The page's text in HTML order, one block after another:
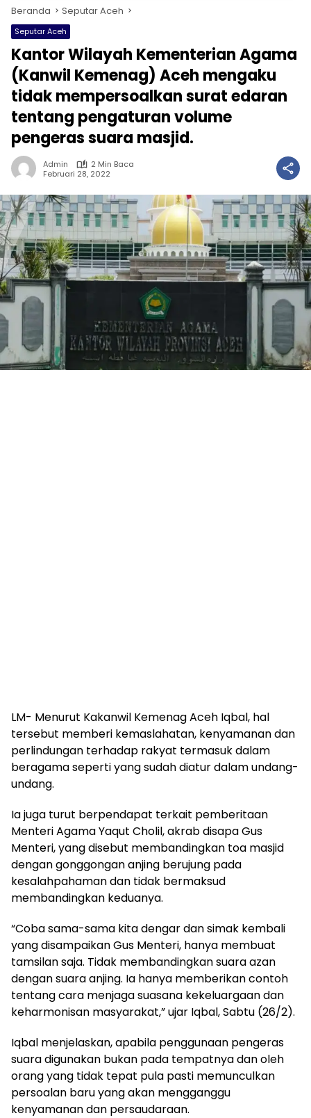
Beranda Seputar Aceh
Seputar Aceh
Kantor Wilayah Kementerian Agama
(Kanwil Kemenag) Aceh mengaku
tidak mempersoalkan surat edaran
tentang pengaturan volume
pengeras suara masjid.
Admin
2 Min Baca
Februari 28, 2022
LM- Menurut Kakanwil Kemenag Aceh Iqbal, hal
tersebut memberi kemaslahatan, kenyamanan dan
perlindungan terhadap rakyat termasuk dalam
beragama seperti yang sudah diatur dalam undang-
undang.
Ia juga turut berpendapat terkait pemberitaan
Menteri Agama Yaqut Cholil, akrab disapa Gus
Menteri, yang disebut membandingkan toa masjid
dengan gonggongan anjing berujung pada
kesalahpahaman dan tidak bermaksud
membandingkan keduanya.
“Coba sama-sama kita dengar dan simak kembali
yang disampaikan Gus Menteri, hanya membuat
tamsilan saja. Tidak membandingkan suara azan
dengan suara anjing. Ia hanya memberikan contoh
tentang cara menjaga suasana kekeluargaan dan
keharmonisan masyarakat,” ujar Iqbal, Sabtu (26/2).
Iqbal menjelaskan, apabila penggunaan pengeras
suara digunakan bukan pada tempatnya dan oleh
orang yang tidak tepat pula pasti memunculkan
persoalan baru yang akan mengganggu
kenyamanan dan persaudaraan.